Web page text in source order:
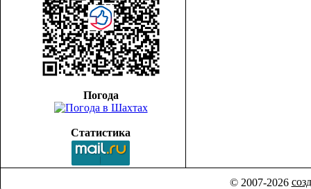
Погода
Статистика
© 2007-2026